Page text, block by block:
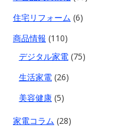
住宅リフォーム (6)
商品情報 (110)
デジタル家電(75)
生活家電(26)
美容健康(5)
家電コラム (28)